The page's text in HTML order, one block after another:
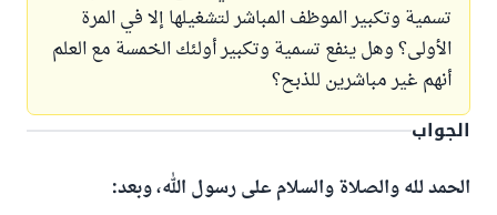
تسمية وتكبير الموظف المباشر لتشغيلها إلا في المرة
الأولى؟ وهل ينفع تسمية وتكبير أولئك الخمسة مع العلم
أنهم غير مباشرين للذبح؟
الجواب
الحمد لله والصلاة والسلام على رسول الله، وبعد: